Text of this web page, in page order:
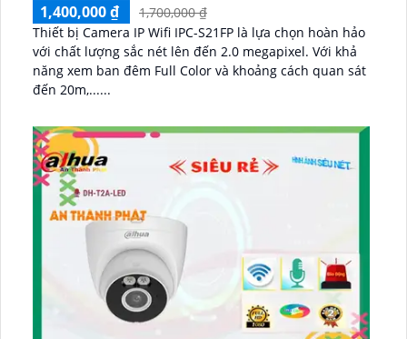
1,400,000 ₫
1,700,000 ₫
Thiết bị Camera IP Wifi IPC-S21FP là lựa chọn hoàn hảo
với chất lượng sắc nét lên đến 2.0 megapixel. Với khả
năng xem ban đêm Full Color và khoảng cách quan sát
đến 20m,......